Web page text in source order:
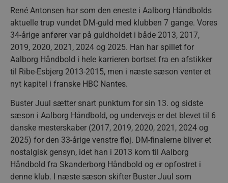
René Antonsen har som den eneste i Aalborg Håndbolds
aktuelle trup vundet DM-guld med klubben 7 gange. Vores
34-årige anfører var på guldholdet i både 2013, 2017,
2019, 2020, 2021, 2024 og 2025. Han har spillet for
Aalborg Håndbold i hele karrieren bortset fra en afstikker
til Ribe-Esbjerg 2013-2015, men i næste sæson venter et
nyt kapitel i franske HBC Nantes.
Buster Juul sætter snart punktum for sin 13. og sidste
sæson i Aalborg Håndbold, og undervejs er det blevet til 6
danske mesterskaber (2017, 2019, 2020, 2021, 2024 og
2025) for den 33-årige venstre fløj. DM-finalerne bliver et
nostalgisk gensyn, idet han i 2013 kom til Aalborg
Håndbold fra Skanderborg Håndbold og er opfostret i
denne klub. I næste sæson skifter Buster Juul som
CookieScriptConsent
CookieScript
aalborghaandbold.dk
4
dage
VISITOR_PRIVACY_METADATA
YouTube
.youtube.com